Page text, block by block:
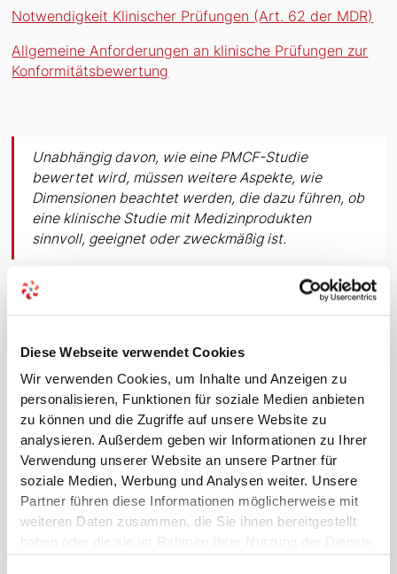
Diese Webseite verwendet Cookies
Wir verwenden Cookies, um Inhalte und Anzeigen zu
personalisieren, Funktionen für soziale Medien anbieten
zu können und die Zugriffe auf unsere Website zu
analysieren. Außerdem geben wir Informationen zu Ihrer
Verwendung unserer Website an unsere Partner für
soziale Medien, Werbung und Analysen weiter. Unsere
Partner führen diese Informationen möglicherweise mit
weiteren Daten zusammen, die Sie ihnen bereitgestellt
haben oder die sie im Rahmen Ihrer Nutzung der Dienste
Notwendigkeit Klinischer Prüfungen (Art. 62 der MDR)
Allgemeine Anforderungen an klinische Prüfungen zur
Konformitätsbewertung
Unabhängig davon, wie eine PMCF-Studie
bewertet wird, müssen weitere Aspekte, wie
Dimensionen beachtet werden, die dazu führen, ob
eine klinische Studie mit Medizinprodukten
sinnvoll, geeignet oder zweckmäßig ist.
Die einzelnen Dimensionen werden hier kurz aufgeführt.
Evidenzgrade
Klinische Evidenz wird hierarchisch in Evidenzgrade
eingeteilt, die für Zulassung, Erstattung und
Leitlinienempfehlungen innovativer Medizinprodukte –
einschließlich DiGA und IVD – zentral sind.
Evidenzgradewerden unterschiedlich von
unterschiedlichen Institutionen definiert, so ist z. B.
Grad Ia(höchste Evidenzqualität mit breiter
Datenbasis) undGrad IV Grad V
haben die